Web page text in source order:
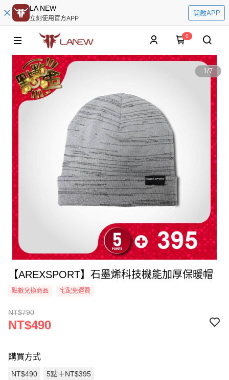
LA NEW
立刻使用官方APP
開啟APP
0
1/7
【AREXSPORT】石墨烯科技機能加厚保暖帽
點數兌換商品 宅配免運費
NT$790
NT$490
購買方式
NT$490 5點＋NT$395